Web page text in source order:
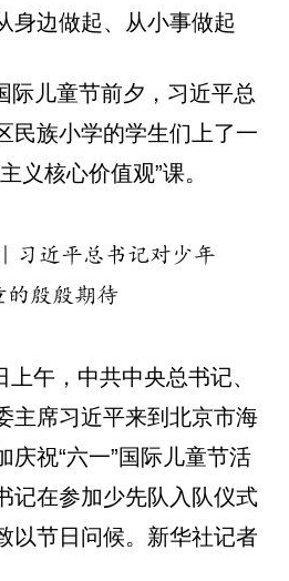
身边做起、从小事做起
际儿童节前夕，习近平总
民族小学的学生们上了一
义核心价值观”课。
上午，中共中央总书记、
主席习近平来到北京市海
庆祝“六一”国际儿童节活
记在参加少先队入队仪式
以节日问候。新华社记者